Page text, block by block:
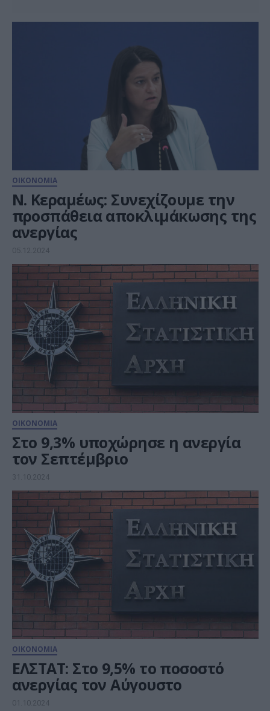
Κοινωνικής Ασφάλισης, στο νέο πρόγραμμα θα
ΟΙΚΟΝΟΜΙΑ
Ν. Κεραμέως: Συνεχίζουμε την
προσπάθεια αποκλιμάκωσης της
ανεργίας
05.12.2024
ΟΙΚΟΝΟΜΙΑ
Στο 9,3% υποχώρησε η ανεργία
τον Σεπτέμβριο
31.10.2024
ΟΙΚΟΝΟΜΙΑ
ΕΛΣΤΑΤ: Στο 9,5% το ποσοστό
ανεργίας τον Αύγουστο
01.10.2024